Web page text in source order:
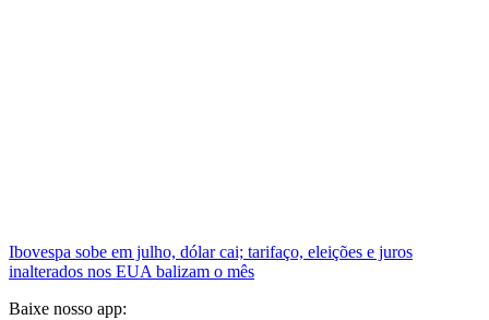
Ibovespa sobe em julho, dólar cai; tarifaço, eleições e juros
inalterados nos EUA balizam o mês
Baixe nosso app: